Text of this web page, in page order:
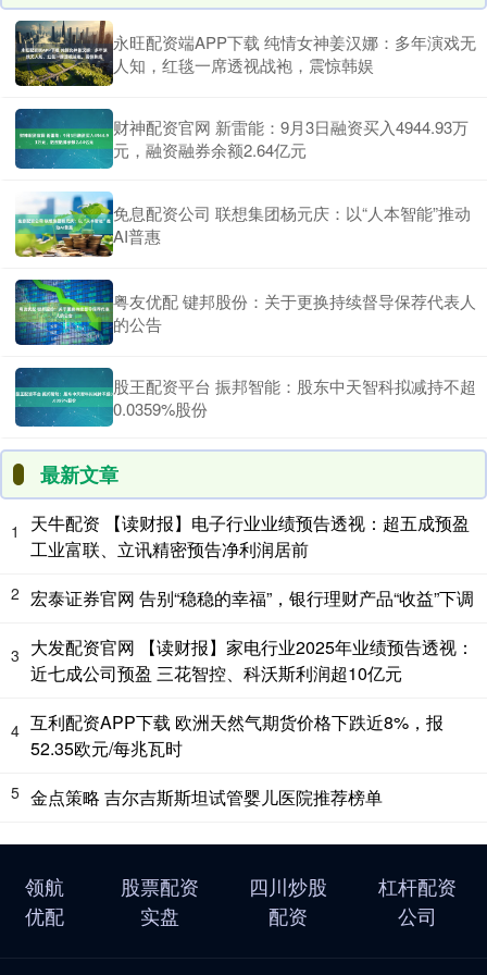
永旺配资端APP下载 纯情女神姜汉娜：多年演戏无
人知，红毯一席透视战袍，震惊韩娱
财神配资官网 新雷能：9月3日融资买入4944.93万
元，融资融券余额2.64亿元
免息配资公司 联想集团杨元庆：以“人本智能”推动
AI普惠
粤友优配 键邦股份：关于更换持续督导保荐代表人
的公告
股王配资平台 振邦智能：股东中天智科拟减持不超
0.0359%股份
最新文章
1
天牛配资 【读财报】电子行业业绩预告透视：超五成预盈
工业富联、立讯精密预告净利润居前
2 宏泰证券官网 告别“稳稳的幸福”，银行理财产品“收益”下调
3 大发配资官网 【读财报】家电行业2025年业绩预告透视：
近七成公司预盈 三花智控、科沃斯利润超10亿元
4 互利配资APP下载 欧洲天然气期货价格下跌近8%，报
52.35欧元/每兆瓦时
5 金点策略 吉尔吉斯斯坦试管婴儿医院推荐榜单
领航
优配
股票配资
实盘
四川炒股
配资
杠杆配资
公司